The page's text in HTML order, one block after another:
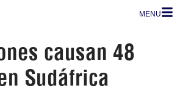
MENU
causan 48
Sudáfrica